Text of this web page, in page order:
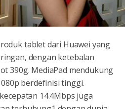
tablet dari Huawei yang
dengan ketebalan
390g. MediaPad mendukung
berdefinisi tinggi.
14.4Mbps juga